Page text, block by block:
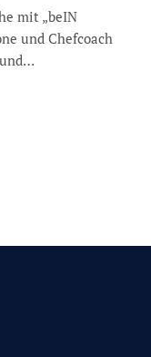
mit „beIN
und Chefcoach